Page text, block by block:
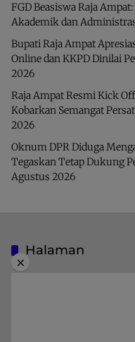
FGD Beasiswa Raja
Akademik dan
Bupati Raja Ampat
Online dan KKPD Dinilai
2026
Raja Ampat Resmi Kick
Kobarkan Semangat
2026
Oknum DPR Diduga
Tegaskan Tetap Dukung
Agustus 2026
Halaman
×